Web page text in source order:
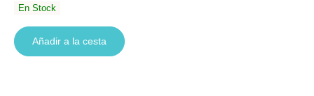
En Stock
Añadir a la cesta